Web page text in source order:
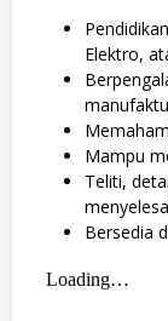
Elektro,
Mampu
Teliti,
Bersedia